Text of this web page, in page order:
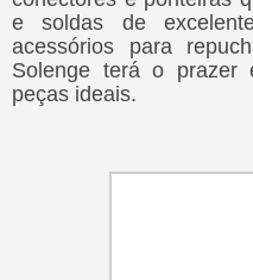
e soldas de
acessórios para
Solenge terá o prazer
peças ideais.